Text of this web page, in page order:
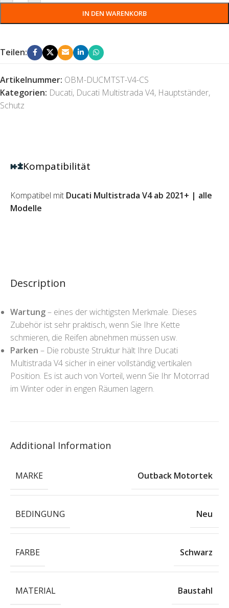
IN DEN WARENKORB
Teilen:
Artikelnummer: OBM-DUCMTST-V4-CS
Kategorien: Ducati, Ducati Multistrada V4, Hauptständer,
Schutz
Description
Wartung– eines der wichtigsten Merkmale. Dieses
Zubehör ist sehr praktisch, wenn Sie Ihre Kette
schmieren, die Reifen abnehmen müssen usw.
Parken – Die robuste Struktur hält Ihre Ducati
Multistrada V4 sicher in einer vollständig vertikalen
Position. Es ist auch von Vorteil, wenn Sie Ihr Motorrad
im Winter oder in engen Räumen lagern.
Kompatibilität
Kompatibel mit Ducati Multistrada V4 ab 2021+ | alle
Modelle
Additional Information
MARKE Outback Motortek
BEDINGUNG Neu
FARBE Schwarz
MATERIAL Baustahl